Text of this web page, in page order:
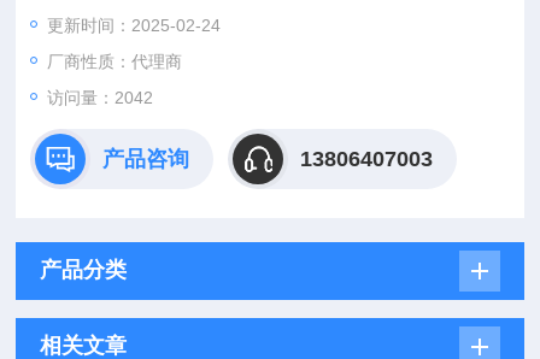
更新时间：2025-02-24
厂商性质：代理商
访问量：2042
产品咨询 13806407003
产品分类
相关文章